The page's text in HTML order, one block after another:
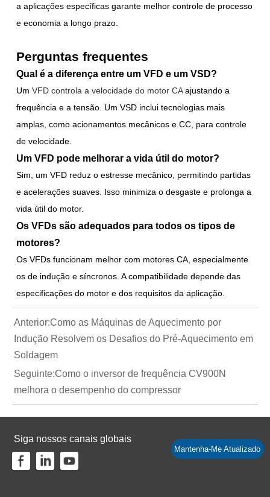
a aplicações específicas garante melhor controle de processo
e economia a longo prazo.
Perguntas frequentes
Qual é a diferença entre um VFD e um VSD?
Um VFD controla a velocidade do motor CA ajustando a
frequência e a tensão. Um VSD inclui tecnologias mais
amplas, como acionamentos mecânicos e CC, para controle
de velocidade.
Um VFD pode melhorar a vida útil do motor?
Sim, um VFD reduz o estresse mecânico, permitindo partidas
e acelerações suaves. Isso minimiza o desgaste e prolonga a
vida útil do motor.
Os VFDs são adequados para todos os tipos de
motores?
Os VFDs funcionam melhor com motores CA, especialmente
os de indução e síncronos. A compatibilidade depende das
especificações do motor e dos requisitos da aplicação.
Anterior:Como as Máquinas de Aquecimento por
Indução Resolvem os Desafios do Pré-Aquecimento em
Soldagem
Seguinte:Como o inversor de frequência CV900N
melhora o desempenho do compressor
Siga nossos canais globais
Mantenha-Me Atualizado